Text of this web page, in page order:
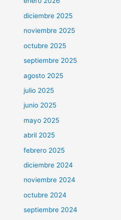
diciembre 2025
noviembre 2025
octubre 2025
septiembre 2025
agosto 2025
julio 2025
junio 2025
mayo 2025
abril 2025
febrero 2025
diciembre 2024
noviembre 2024
octubre 2024
septiembre 2024